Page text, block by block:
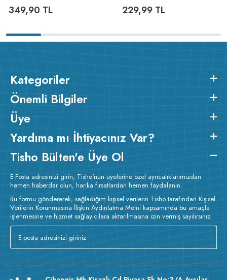
349,90 TL 229,99TL
Kategoriler
Önemli Bilgiler
Üye
Yardıma mı İhtiyacınız Var?
Tisho Bülten'e Üye Ol
E-Posta adresinizi girin, Tisho'nun üyelerine özel ayrıcalıklarımızdan
hemen haberdar olun, harika fırsatlardan hemen faydalanın.
Bu formu göndererek, sağladığım kişisel verilerin Tisho tarafından Kişisel
Verilerin Korunmasına İlişkin Aydınlatma Metni kapsamında bu amaçla
işlenmesine ve hizmet sağlayıcılara aktarılmasına izin vermiş sayılırsınız.